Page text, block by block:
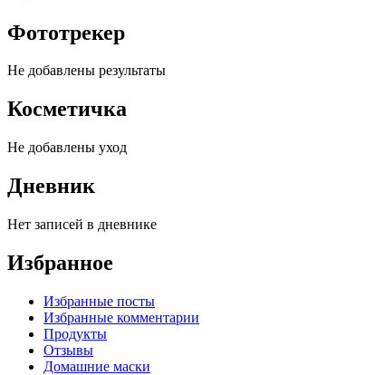
Фототрекер
Не добавлены результаты
Косметичка
Не добавлены уход
Дневник
Нет записей в дневнике
Избранное
Избранные посты
Избранные комментарии
Продукты
Отзывы
Домашние маски